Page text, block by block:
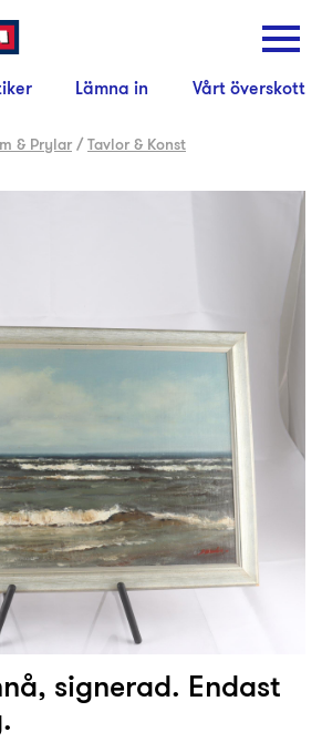
Lämna in Vårt överskott
& Prylar /Tavlor & Konst
signerad. Endast